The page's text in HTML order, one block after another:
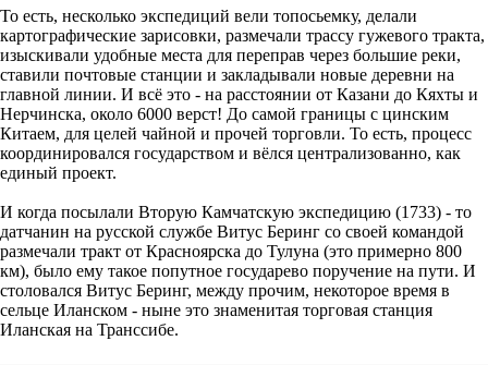
То есть, несколько экспедиций вели топосьемку, делали
картографические зарисовки, размечали трассу гужевого тракта,
изыскивали удобные места для переправ через большие реки,
ставили почтовые станции и закладывали новые деревни на
главной линии. И всё это - на расстоянии от Казани до Кяхты и
Нерчинска, около 6000 верст! До самой границы с цинским
Китаем, для целей чайной и прочей торговли. То есть, процесс
координировался государством и вёлся централизованно, как
единый проект.
И когда посылали Вторую Камчатскую экспедицию (1733) - то
датчанин на русской службе Витус Беринг со своей командой
размечали тракт от Красноярска до Тулуна (это примерно 800
км), было ему такое попутное государево поручение на пути. И
столовался Витус Беринг, между прочим, некоторое время в
сельце Иланском - ныне это знаменитая торговая станция
Иланская на Транссибе.